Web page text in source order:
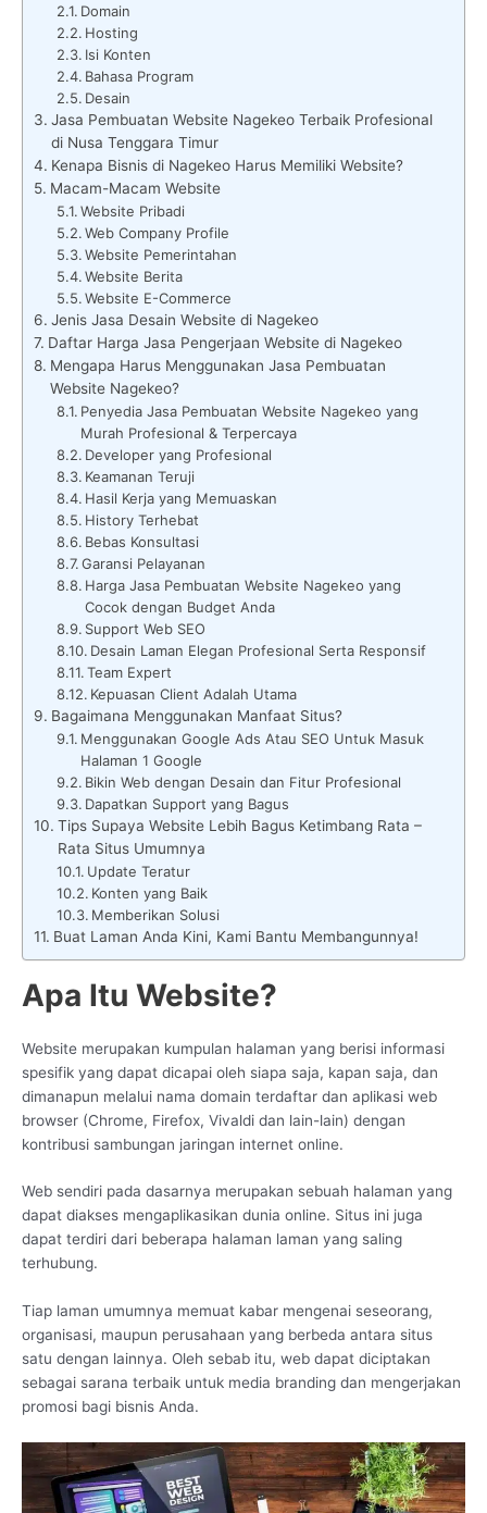
Domain
Hosting
Isi Konten
Bahasa Program
Desain
Jasa Pembuatan Website Nagekeo Terbaik Profesional
di Nusa Tenggara Timur
Kenapa Bisnis di Nagekeo Harus Memiliki Website?
Macam-Macam Website
Website Pribadi
Web Company Profile
Website Pemerintahan
Website Berita
Website E-Commerce
Jenis Jasa Desain Website di Nagekeo
Daftar Harga Jasa Pengerjaan Website di Nagekeo
Mengapa Harus Menggunakan Jasa Pembuatan
Website Nagekeo?
Penyedia Jasa Pembuatan Website Nagekeo yang
Murah Profesional & Terpercaya
Developer yang Profesional
Keamanan Teruji
Hasil Kerja yang Memuaskan
History Terhebat
Bebas Konsultasi
Garansi Pelayanan
Harga Jasa Pembuatan Website Nagekeo yang
Cocok dengan Budget Anda
Support Web SEO
Desain Laman Elegan Profesional Serta Responsif
Team Expert
Kepuasan Client Adalah Utama
Bagaimana Menggunakan Manfaat Situs?
Menggunakan Google Ads Atau SEO Untuk Masuk
Halaman 1 Google
Bikin Web dengan Desain dan Fitur Profesional
Dapatkan Support yang Bagus
Tips Supaya Website Lebih Bagus Ketimbang Rata –
Rata Situs Umumnya
Update Teratur
Konten yang Baik
Memberikan Solusi
Buat Laman Anda Kini, Kami Bantu Membangunnya!
Apa Itu Website?
Website merupakan kumpulan halaman yang berisi informasi
spesifik yang dapat dicapai oleh siapa saja, kapan saja, dan
dimanapun melalui nama domain terdaftar dan aplikasi web
browser (Chrome, Firefox, Vivaldi dan lain-lain) dengan
kontribusi sambungan jaringan internet online.
Web sendiri pada dasarnya merupakan sebuah halaman yang
dapat diakses mengaplikasikan dunia online. Situs ini juga
dapat terdiri dari beberapa halaman laman yang saling
terhubung.
Tiap laman umumnya memuat kabar mengenai seseorang,
organisasi, maupun perusahaan yang berbeda antara situs
satu dengan lainnya. Oleh sebab itu, web dapat diciptakan
sebagai sarana terbaik untuk media branding dan mengerjakan
promosi bagi bisnis Anda.